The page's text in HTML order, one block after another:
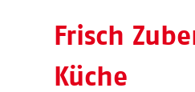
Frisch
Küche